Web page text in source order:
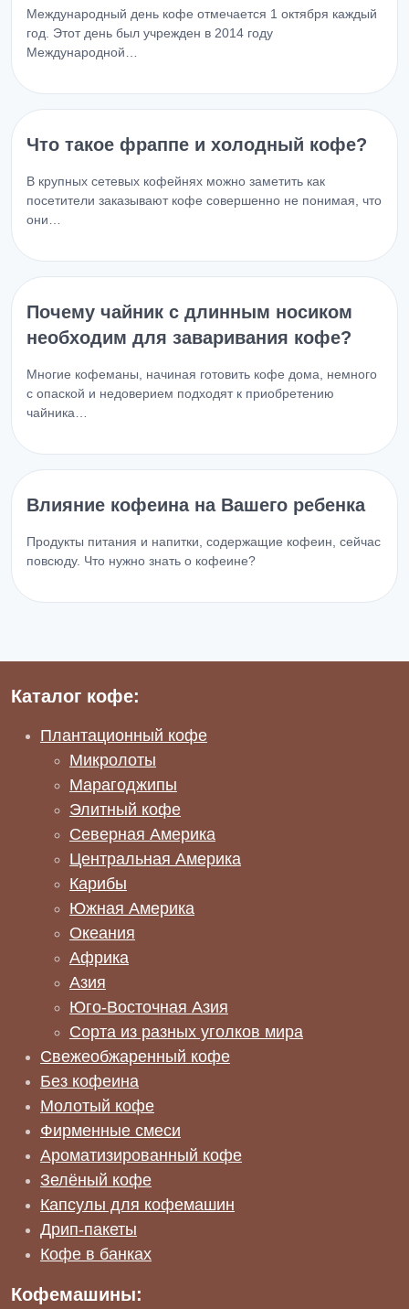
Международный день кофе отмечается 1 октября каждый
год. Этот день был учрежден в 2014 году
Международной…
Что такое фраппе и холодный кофе?
В крупных сетевых кофейнях можно заметить как
посетители заказывают кофе совершенно не понимая, что
они…
Почему чайник с длинным носиком
необходим для заваривания кофе?
Многие кофеманы, начиная готовить кофе дома, немного
с опаской и недоверием подходят к приобретению
чайника…
Влияние кофеина на Вашего ребенка
Продукты питания и напитки, содержащие кофеин, сейчас
повсюду. Что нужно знать о кофеине?
Каталог кофе:
Плантационный кофе
Микролоты
Марагоджипы
Элитный кофе
Северная Америка
Центральная Америка
Карибы
Южная Америка
Океания
Африка
Азия
Юго-Восточная Азия
Сорта из разных уголков мира
Свежеобжаренный кофе
Без кофеина
Молотый кофе
Фирменные смеси
Ароматизированный кофе
Зелёный кофе
Капсулы для кофемашин
Дрип-пакеты
Кофе в банках
Кофемашины: